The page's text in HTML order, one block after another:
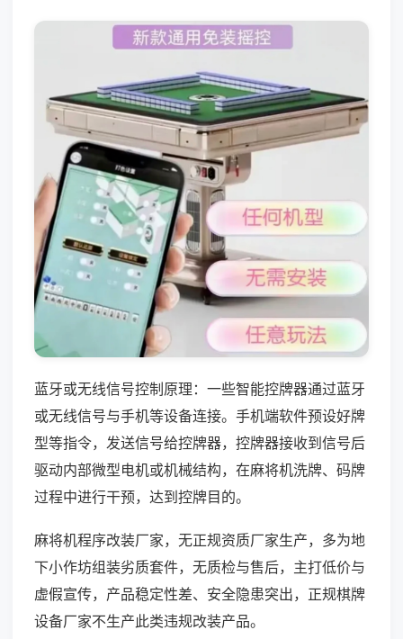
蓝牙或无线信号控制原理：一些智能控牌器通过蓝牙
或无线信号与手机等设备连接。手机端软件预设好牌
型等指令，发送信号给控牌器，控牌器接收到信号后
驱动内部微型电机或机械结构，在麻将机洗牌、码牌
过程中进行干预，达到控牌目的。
麻将机程序改装厂家，无正规资质厂家生产，多为地
下小作坊组装劣质套件，无质检与售后，主打低价与
虚假宣传，产品稳定性差、安全隐患突出，正规棋牌
设备厂家不生产此类违规改装产品。